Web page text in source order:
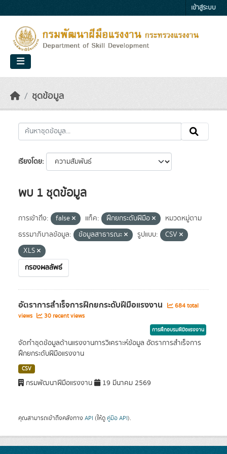
เข้าสู่ระบบ
ชุดข้อมูล
เรียงโดย
พบ 1 ชุดข้อมูล
การเข้าถึง: false แท็ค: ฝึกยกระดับฝีมือ
หมวดหมู่ตาม
ธรรมาภิบาลข้อมูล:
ข้อมูลสาธารณะ รูปแบบ:
CSV
XLS
กรองผลลัพธ์
อัตราการสำเร็จการฝึกยกระดับฝีมือแรงงาน
684 total
views
30 recent views
การฝึกอบรมฝีมือแรงงาน
จัดทำชุดข้อมูลด้านแรงงานการวิเคราะห์ข้อมูล อัตราการสำเร็จการ
ฝึกยกระดับฝีมือแรงงาน
CSV
กรมพัฒนาฝีมือแรงงาน 19 มีนาคม 2569
คุณสามารถเข้าถึงคลังทาง API (ให้ดู คู่มือ API).